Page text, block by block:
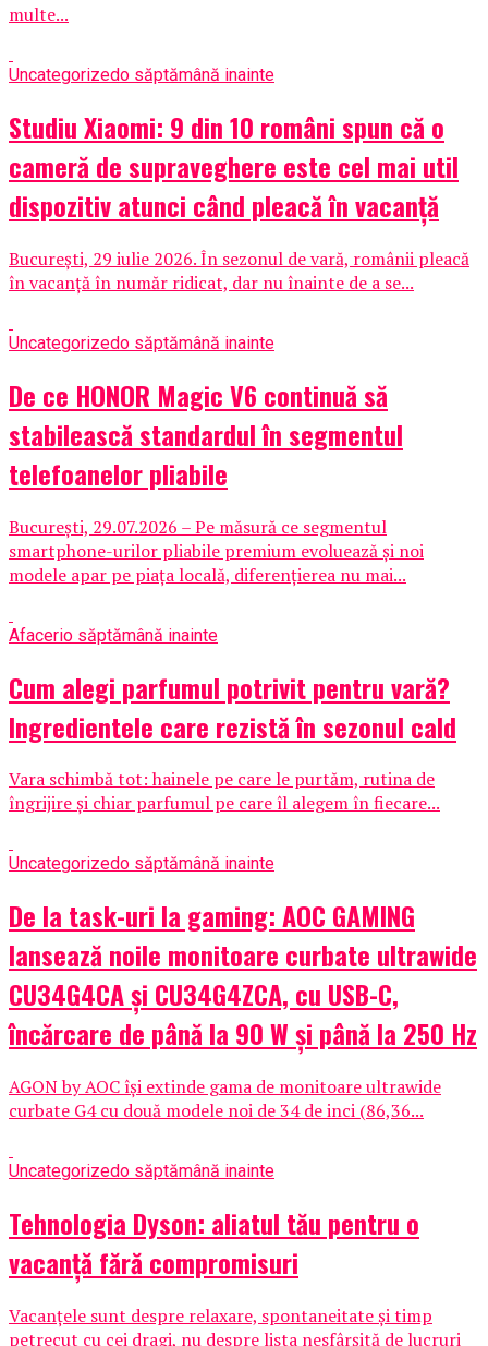
multe...
Uncategorizedo săptămână inainte
Studiu Xiaomi: 9 din 10 români spun că o
cameră de supraveghere este cel mai util
dispozitiv atunci când pleacă în vacanță
București, 29 iulie 2026. În sezonul de vară, românii pleacă
în vacanță în număr ridicat, dar nu înainte de a se...
Uncategorizedo săptămână inainte
De ce HONOR Magic V6 continuă să
stabilească standardul în segmentul
telefoanelor pliabile
București, 29.07.2026 – Pe măsură ce segmentul
smartphone-urilor pliabile premium evoluează și noi
modele apar pe piața locală, diferențierea nu mai...
Afacerio săptămână inainte
Cum alegi parfumul potrivit pentru vară?
Ingredientele care rezistă în sezonul cald
Vara schimbă tot: hainele pe care le purtăm, rutina de
îngrijire și chiar parfumul pe care îl alegem în fiecare...
Uncategorizedo săptămână inainte
De la task-uri la gaming: AOC GAMING
lansează noile monitoare curbate ultrawide
CU34G4CA și CU34G4ZCA, cu USB-C,
încărcare de până la 90 W și până la 250 Hz
AGON by AOC își extinde gama de monitoare ultrawide
curbate G4 cu două modele noi de 34 de inci (86,36...
Uncategorizedo săptămână inainte
Tehnologia Dyson: aliatul tău pentru o
vacanță fără compromisuri
Vacanțele sunt despre relaxare, spontaneitate și timp
petrecut cu cei dragi, nu despre lista nesfârșită de lucruri